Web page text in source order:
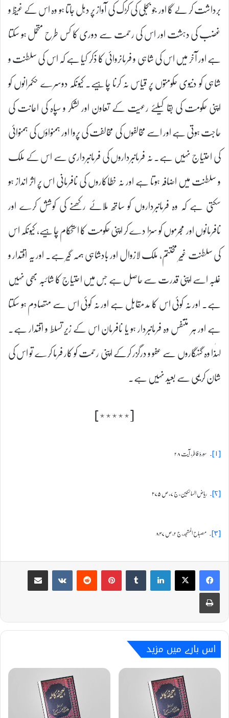
برداشت کر لے گا اور جو بجلی کی کڑک کی آواز پر دہل جاتا ہو وہ اس کے غیظ و
غضب کی دہشت اور اس کی رحمت سے دوری کا کس طرح متحمل ہو سکتا
ہے اور آخر میں اس کی شاہی و فرمانروائی کا ذکر کیا ہے کہ اس کی سلطنت و
شاہی کو دنیوی حکومتوں پر قیاس نہ کرنا چاہیے۔ کیونکہ دوسرے حکمرانوں کو
اپنی حکومت کی بقا کیلئے رعیت کے تعاون اور لشکر و سپاہ کی اعانت کی
حاجت ہوتی ہے اور اسے مخالفوں کی مخالفت کی پروا اور ہمنواؤں کی ہمنوائی
کی احتیاج نہیں ہے۔ نہ فرمانبرداروں کی فرمانبرداری سے اس کے ملک
و سلطنت میں اضافہ ہوتا ہے اور نہ خطاکاروں کی نافرمانی اس پر اثر انداز ہو
سکتی ہے کہ وہ فرمانبرداروں کو ساتھ ملائے رکھنے کی کوشش کرے اور
نافرمانوں اور مجرموں کو سزا دے کر اپنی حکومت کا استحکام چاہیے، کیونکہ اس
کی سلطنت غیر مختتم، ملک لازوال اور بادشاہی ہمہ گیر ہے۔ اور یہ اقتدار و
غلبہ اسے اپنی قدرت سے حاصل ہے جس میں احتیاج کا شائبہ بھی نہیں
ہے۔ اور نہ کوئی اس کا مد مقابل ہے اور نہ کوئی اس سے متصادم ہو سکتا
ہے اور ہر متنفس وہ فرمانبردار ہو یا نافرمان اس کے زیر تسلط و اقتدار ہے۔
لہٰذا وہ گنہگاروں سے عفو و درگزر کرکے اپنی رحمت کو کار فرما کرے تو اس کی
شان کریمی سے بعید نہیں ہے۔
[٭٭٭٭٭]
[۱]۔ سورۂ فاطر، آیت ۲۸
[۲]۔ ریاض السالکین، ج ۷، ص ۳۷۵
[۳]۔ مصباح المتہجد، ج ۲، ص ۸۴۷
اس بارے میں مزید